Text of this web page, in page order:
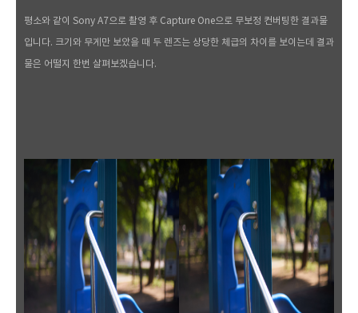
평소와 같이 Sony A7으로 촬영 후 Capture One으로 무보정 컨버팅한 결과물
입니다. 크기와 무게만 보았을 때 두 렌즈는 상당한 체급의 차이를 보이는데 결과
물은 어떨지 한번 살펴보겠습니다.